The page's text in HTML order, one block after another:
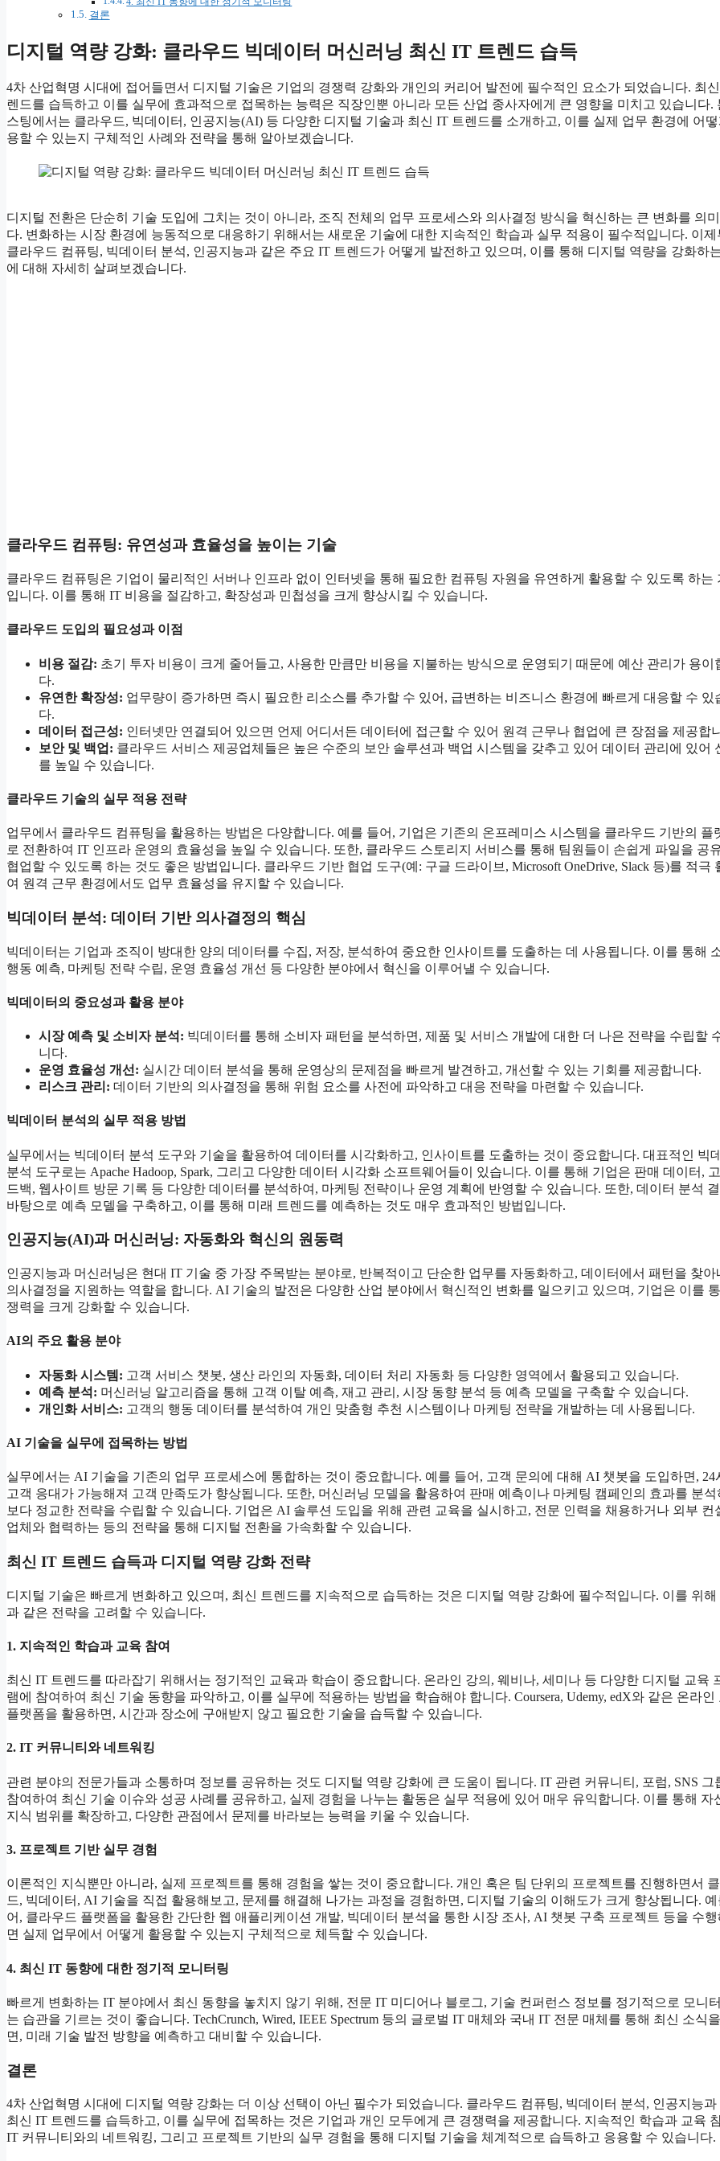
결론
디지털 역량 강화: 클라우드 빅데이터 머신러닝 최신 IT 트렌드 습득
4차 산업혁명 시대에 접어들면서 디지털 기술은 기업의 경쟁력 강화와 개인의 커리어 발전에 필수적인 요소가 되었습니다. 최
렌드를 습득하고 이를 실무에 효과적으로 접목하는 능력은 직장인뿐 아니라 모든 산업 종사자에게 큰 영향을 미치고 있습니다.
스팅에서는 클라우드, 빅데이터, 인공지능(AI) 등 다양한 디지털 기술과 최신 IT 트렌드를 소개하고, 이를 실제 업무 환경에 어떻
용할 수 있는지 구체적인 사례와 전략을 통해 알아보겠습니다.
디지털 전환은 단순히 기술 도입에 그치는 것이 아니라, 조직 전체의 업무 프로세스와 의사결정 방식을 혁신하는 큰 변화를 의미
다. 변화하는 시장 환경에 능동적으로 대응하기 위해서는 새로운 기술에 대한 지속적인 학습과 실무 적용이 필수적입니다. 이제
클라우드 컴퓨팅, 빅데이터 분석, 인공지능과 같은 주요 IT 트렌드가 어떻게 발전하고 있으며, 이를 통해 디지털 역량을 강화하
에 대해 자세히 살펴보겠습니다.
클라우드 컴퓨팅: 유연성과 효율성을 높이는 기술
클라우드 컴퓨팅은 기업이 물리적인 서버나 인프라 없이 인터넷을 통해 필요한 컴퓨팅 자원을 유연하게 활용할 수 있도록 하는
입니다. 이를 통해 IT 비용을 절감하고, 확장성과 민첩성을 크게 향상시킬 수 있습니다.
클라우드 도입의 필요성과 이점
비용 절감: 초기 투자 비용이 크게 줄어들고, 사용한 만큼만 비용을 지불하는 방식으로 운영되기 때문에 예산 관리가 용이
다.
유연한 확장성: 업무량이 증가하면 즉시 필요한 리소스를 추가할 수 있어, 급변하는 비즈니스 환경에 빠르게 대응할 수 있
다.
데이터 접근성: 인터넷만 연결되어 있으면 언제 어디서든 데이터에 접근할 수 있어 원격 근무나 협업에 큰 장점을 제공합
보안 및 백업: 클라우드 서비스 제공업체들은 높은 수준의 보안 솔루션과 백업 시스템을 갖추고 있어 데이터 관리에 있어
를 높일 수 있습니다.
클라우드 기술의 실무 적용 전략
업무에서 클라우드 컴퓨팅을 활용하는 방법은 다양합니다. 예를 들어, 기업은 기존의 온프레미스 시스템을 클라우드 기반의 플
로 전환하여 IT 인프라 운영의 효율성을 높일 수 있습니다. 또한, 클라우드 스토리지 서비스를 통해 팀원들이 손쉽게 파일을 공
협업할 수 있도록 하는 것도 좋은 방법입니다. 클라우드 기반 협업 도구(예: 구글 드라이브, Microsoft OneDrive, Slack 등)를 적극
여 원격 근무 환경에서도 업무 효율성을 유지할 수 있습니다.
빅데이터 분석: 데이터 기반 의사결정의 핵심
빅데이터는 기업과 조직이 방대한 양의 데이터를 수집, 저장, 분석하여 중요한 인사이트를 도출하는 데 사용됩니다. 이를 통해
행동 예측, 마케팅 전략 수립, 운영 효율성 개선 등 다양한 분야에서 혁신을 이루어낼 수 있습니다.
빅데이터의 중요성과 활용 분야
시장 예측 및 소비자 분석: 빅데이터를 통해 소비자 패턴을 분석하면, 제품 및 서비스 개발에 대한 더 나은 전략을 수립할
니다.
운영 효율성 개선: 실시간 데이터 분석을 통해 운영상의 문제점을 빠르게 발견하고, 개선할 수 있는 기회를 제공합니다.
리스크 관리: 데이터 기반의 의사결정을 통해 위험 요소를 사전에 파악하고 대응 전략을 마련할 수 있습니다.
빅데이터 분석의 실무 적용 방법
실무에서는 빅데이터 분석 도구와 기술을 활용하여 데이터를 시각화하고, 인사이트를 도출하는 것이 중요합니다. 대표적인 빅
분석 도구로는 Apache Hadoop, Spark, 그리고 다양한 데이터 시각화 소프트웨어들이 있습니다. 이를 통해 기업은 판매 데이터,
드백, 웹사이트 방문 기록 등 다양한 데이터를 분석하여, 마케팅 전략이나 운영 계획에 반영할 수 있습니다. 또한, 데이터 분석
바탕으로 예측 모델을 구축하고, 이를 통해 미래 트렌드를 예측하는 것도 매우 효과적인 방법입니다.
인공지능(AI)과 머신러닝: 자동화와 혁신의 원동력
인공지능과 머신러닝은 현대 IT 기술 중 가장 주목받는 분야로, 반복적이고 단순한 업무를 자동화하고, 데이터에서 패턴을 찾아
의사결정을 지원하는 역할을 합니다. AI 기술의 발전은 다양한 산업 분야에서 혁신적인 변화를 일으키고 있으며, 기업은 이를
쟁력을 크게 강화할 수 있습니다.
AI의 주요 활용 분야
자동화 시스템: 고객 서비스 챗봇, 생산 라인의 자동화, 데이터 처리 자동화 등 다양한 영역에서 활용되고 있습니다.
예측 분석: 머신러닝 알고리즘을 통해 고객 이탈 예측, 재고 관리, 시장 동향 분석 등 예측 모델을 구축할 수 있습니다.
개인화 서비스: 고객의 행동 데이터를 분석하여 개인 맞춤형 추천 시스템이나 마케팅 전략을 개발하는 데 사용됩니다.
AI 기술을 실무에 접목하는 방법
실무에서는 AI 기술을 기존의 업무 프로세스에 통합하는 것이 중요합니다. 예를 들어, 고객 문의에 대해 AI 챗봇을 도입하면, 24
고객 응대가 가능해져 고객 만족도가 향상됩니다. 또한, 머신러닝 모델을 활용하여 판매 예측이나 마케팅 캠페인의 효과를 분석
보다 정교한 전략을 수립할 수 있습니다. 기업은 AI 솔루션 도입을 위해 관련 교육을 실시하고, 전문 인력을 채용하거나 외부 컨
업체와 협력하는 등의 전략을 통해 디지털 전환을 가속화할 수 있습니다.
최신 IT 트렌드 습득과 디지털 역량 강화 전략
디지털 기술은 빠르게 변화하고 있으며, 최신 트렌드를 지속적으로 습득하는 것은 디지털 역량 강화에 필수적입니다. 이를 위해
과 같은 전략을 고려할 수 있습니다.
1. 지속적인 학습과 교육 참여
최신 IT 트렌드를 따라잡기 위해서는 정기적인 교육과 학습이 중요합니다. 온라인 강의, 웨비나, 세미나 등 다양한 디지털 교육
램에 참여하여 최신 기술 동향을 파악하고, 이를 실무에 적용하는 방법을 학습해야 합니다. Coursera, Udemy, edX와 같은 온라인
플랫폼을 활용하면, 시간과 장소에 구애받지 않고 필요한 기술을 습득할 수 있습니다.
2. IT 커뮤니티와 네트워킹
관련 분야의 전문가들과 소통하며 정보를 공유하는 것도 디지털 역량 강화에 큰 도움이 됩니다. IT 관련 커뮤니티, 포럼, SNS 그
참여하여 최신 기술 이슈와 성공 사례를 공유하고, 실제 경험을 나누는 활동은 실무 적용에 있어 매우 유익합니다. 이를 통해 자
지식 범위를 확장하고, 다양한 관점에서 문제를 바라보는 능력을 키울 수 있습니다.
3. 프로젝트 기반 실무 경험
이론적인 지식뿐만 아니라, 실제 프로젝트를 통해 경험을 쌓는 것이 중요합니다. 개인 혹은 팀 단위의 프로젝트를 진행하면서
드, 빅데이터, AI 기술을 직접 활용해보고, 문제를 해결해 나가는 과정을 경험하면, 디지털 기술의 이해도가 크게 향상됩니다. 예
어, 클라우드 플랫폼을 활용한 간단한 웹 애플리케이션 개발, 빅데이터 분석을 통한 시장 조사, AI 챗봇 구축 프로젝트 등을 수행
면 실제 업무에서 어떻게 활용할 수 있는지 구체적으로 체득할 수 있습니다.
4. 최신 IT 동향에 대한 정기적 모니터링
빠르게 변화하는 IT 분야에서 최신 동향을 놓치지 않기 위해, 전문 IT 미디어나 블로그, 기술 컨퍼런스 정보를 정기적으로 모니
는 습관을 기르는 것이 좋습니다. TechCrunch, Wired, IEEE Spectrum 등의 글로벌 IT 매체와 국내 IT 전문 매체를 통해 최신 소식
면, 미래 기술 발전 방향을 예측하고 대비할 수 있습니다.
결론
4차 산업혁명 시대에 디지털 역량 강화는 더 이상 선택이 아닌 필수가 되었습니다. 클라우드 컴퓨팅, 빅데이터 분석, 인공지능과
최신 IT 트렌드를 습득하고, 이를 실무에 접목하는 것은 기업과 개인 모두에게 큰 경쟁력을 제공합니다. 지속적인 학습과 교육
IT 커뮤니티와의 네트워킹, 그리고 프로젝트 기반의 실무 경험을 통해 디지털 기술을 체계적으로 습득하고 응용할 수 있습니다.